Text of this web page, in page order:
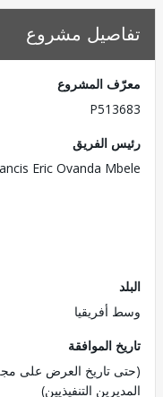
مشروع
المشروع
الفريق
Francis Eric Ovanda
الموافقة
تاريخ العرض على مجلس
التنفيذيين)